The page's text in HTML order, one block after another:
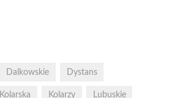
Dalkowskie Dystans
Kolarska Kolarzy Lubuskie